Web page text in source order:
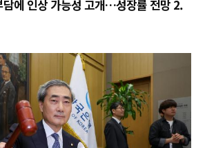
담에 인상 가능성 고개…성장률 전망 2.